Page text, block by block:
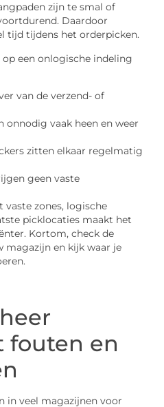
zijn te smal of
Daardoor
tijd tijdens het orderpicken.
een onlogische indeling
van de verzend- of
onnodig vaak heen en weer
zitten elkaar regelmatig
geen vaste
vaste zones, logische
picklocaties maakt het
Kortom, check de
magazijn en kijk waar je
fouten en
in veel magazijnen voor